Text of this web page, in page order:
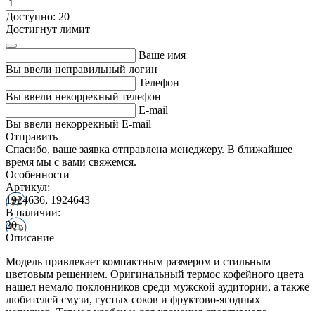
Доступно: 20
Достигнут лимит
Ваше имя
Вы ввели неправильный логин
Телефон
Вы ввели некоррекный телефон
E-mail
Вы ввели некоррекный E-mail
Отправить
Спасибо, ваше заявка отправлена менеджеру. В ближайшее
время мы с вами свяжемся.
Особенности
Артикул:
1924636, 1924643
В наличии:
20
Описание
Модель привлекает компактным размером и стильным
цветовым решением. Оригинальный термос кофейного цвета
нашел немало поклонников среди мужской аудитории, а также
любителей смузи, густых соков и фруктово-ягодных